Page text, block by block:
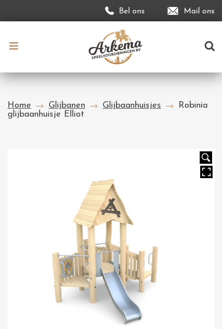
Bel ons Mail ons
Home Glijbanen Glijbaanhuisjes
Robinia
glijbaanhuisje Elliot